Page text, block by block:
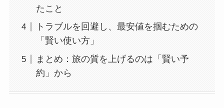
たこと
トラブルを回避し、最安値を掴むための
「賢い使い方」
まとめ：旅の質を上げるのは「賢い予
約」から